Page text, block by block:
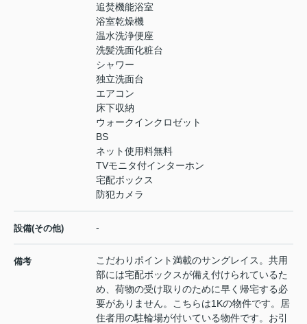
追焚機能浴室
浴室乾燥機
温水洗浄便座
洗髪洗面化粧台
シャワー
独立洗面台
エアコン
床下収納
ウォークインクロゼット
BS
ネット使用料無料
TVモニタ付インターホン
宅配ボックス
防犯カメラ
設備(その他) -
備考
こだわりポイント満載のサングレイス。共用
部には宅配ボックスが備え付けられているた
め、荷物の受け取りのために早く帰宅する必
要がありません。こちらは1Kの物件です。居
住者用の駐輪場が付いている物件です。お引